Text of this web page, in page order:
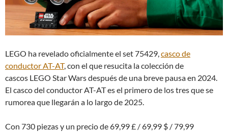
LEGO ha revelado oficialmente el set 75429,casco de
conductor AT-AT, con el que resucita la colección de
cascos LEGO Star Wars después de una breve pausa en 2024.
El casco del conductor AT-AT es el primero de los tres que se
rumorea que llegarán a lo largo de 2025.
Con 730 piezas y un precio de 69,99 £ / 69,99 $ / 79,99